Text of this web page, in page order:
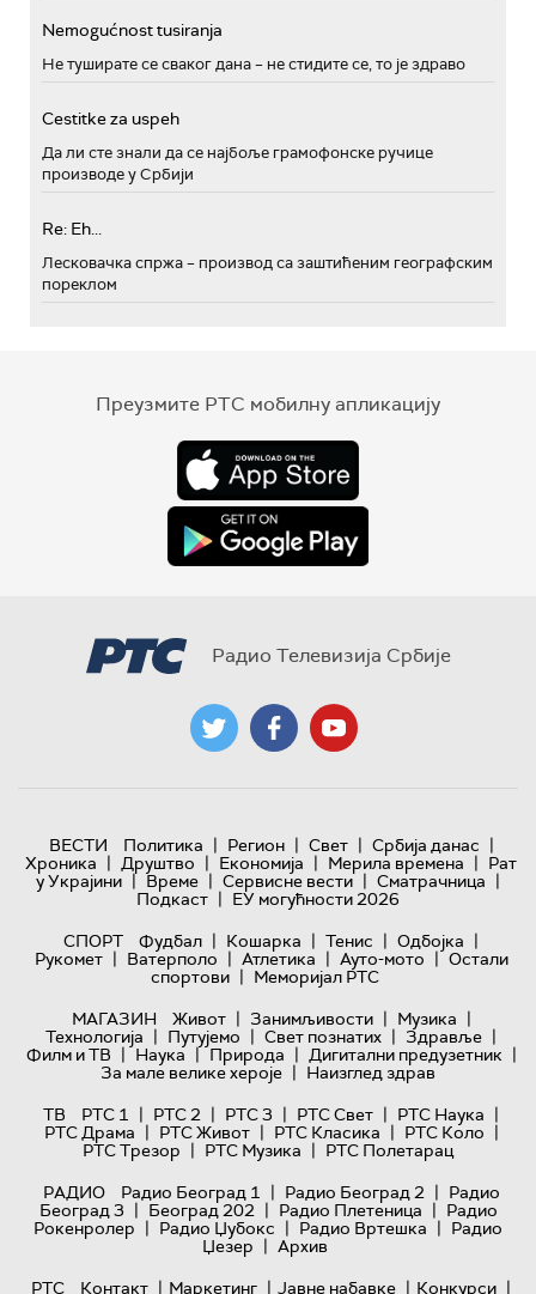
Nemogućnost tusiranja
Не туширате се сваког дана – не стидите се, то је здраво
Cestitke za uspeh
Да ли сте знали да се најбоље грамофонске ручице
производе у Србији
Re: Eh...
Лесковачка спржа – производ са заштићеним географским
пореклом
Преузмите РТС мобилну апликацију
Радио Телевизија Србије
ВЕСТИ Политика | Регион | Свет | Србија данас |
Хроника | Друштво | Економија | Мерила времена | Рат
у Украјини | Време | Сервисне вести | Сматрачница |
Подкаст | ЕУ могућности 2026
СПОРТ
Фудбал | Кошарка | Тенис | Одбојка |
Рукомет | Ватерполо | Атлетика | Ауто-мото | Остали
спортови | Меморијал РТС
МАГАЗИН
Живот | Занимљивости | Музика |
Технологијa | Путујемо | Свет познатих | Здравље |
Филм и ТВ | Наука | Природа | Дигитални предузетник |
За мале велике хероје | Наизглед здрав
ТВ
РТС 1 | РТС 2 | РТС 3 | РТС Свет | РТС Наука |
РТС Драма | РТС Живот | РТС Класика | РТС Коло |
РТС Трезор | РТС Музика | РТС Полетарац
РАДИО
Радио Београд 1 | Радио Београд 2 | Радио
Београд 3 | Београд 202 | Радио Плетеница | Радио
Рокенролер | Радио Џубокс | Радио Вртешка | Радио
Џезер | Архив
РТС
Контакт | Маркетинг | Јавне набавке | Конкурси |